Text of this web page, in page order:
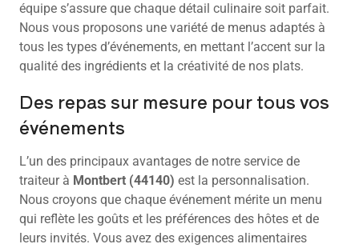
équipe s’assure que chaque détail culinaire soit parfait.
Nous vous proposons une variété de menus adaptés à
tous les types d’événements, en mettant l’accent sur la
qualité des ingrédients et la créativité de nos plats.
Des repas sur mesure pour tous vos
événements
L’un des principaux avantages de notre service de
traiteur à Montbert (44140) est la personnalisation.
Nous croyons que chaque événement mérite un menu
qui reflète les goûts et les préférences des hôtes et de
leurs invités. Vous avez des exigences alimentaires